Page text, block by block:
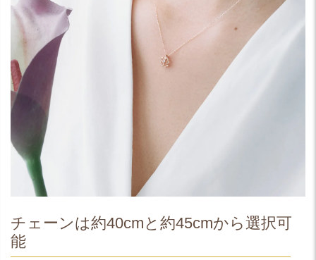
チェーンは約40cmと約45cmから選択可
能